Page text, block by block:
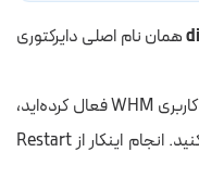
همان نام اصلی دایرکتوری
اگر قبلاً قابلیت Monitor را در رابط کاربری WHM فعال کرده‌اید،
قبل از اجرای این دستورات آن را غیرفعال کنید. انجام اینکار از Restart